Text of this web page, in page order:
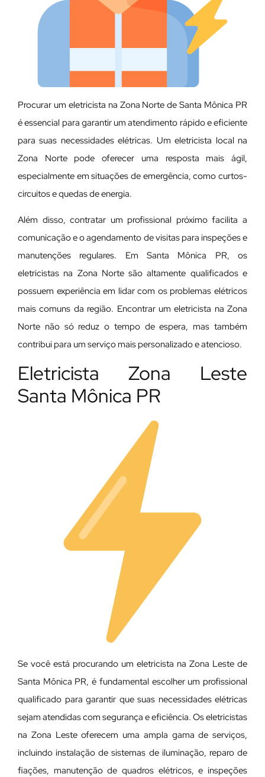
Procurar um eletricista na Zona Norte de Santa Mônica PR
é essencial para garantir um atendimento rápido e eficiente
para suas necessidades elétricas. Um eletricista local na
Zona Norte pode oferecer uma resposta mais ágil,
especialmente em situações de emergência, como curtos-
circuitos e quedas de energia.
Além disso, contratar um profissional próximo facilita a
comunicação e o agendamento de visitas para inspeções e
manutenções regulares. Em Santa Mônica PR, os
eletricistas na Zona Norte são altamente qualificados e
possuem experiência em lidar com os problemas elétricos
mais comuns da região. Encontrar um eletricista na Zona
Norte não só reduz o tempo de espera, mas também
contribui para um serviço mais personalizado e atencioso.
Eletricista Zona Leste
Santa Mônica PR
Se você está procurando um eletricista na Zona Leste de
Santa Mônica PR, é fundamental escolher um profissional
qualificado para garantir que suas necessidades elétricas
sejam atendidas com segurança e eficiência. Os eletricistas
na Zona Leste oferecem uma ampla gama de serviços,
incluindo instalação de sistemas de iluminação, reparo de
fiações, manutenção de quadros elétricos, e inspeções